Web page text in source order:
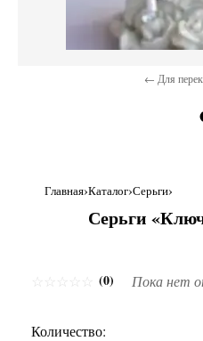
← Для
Главная Каталог Серьги
Серьги
(0) Пока нет
Количество: